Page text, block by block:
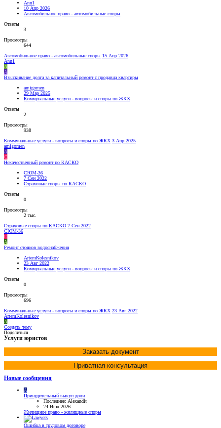
Ann1
10 Апр 2026
Автомобильное право - автомобильные споры
Ответы
3
Просмотры
644
Автомобильное право - автомобильные споры 15 Апр 2026
Ann1
A
A
Взыскивание долга за капитальный ремонт с продавца квартиры
amigomen
29 Мар 2025
Коммунальные услуги - вопросы и споры по ЖКХ
Ответы
2
Просмотры
938
Коммунальные услуги - вопросы и споры по ЖКХ 3 Апр 2025
amigomen
A
С
Некачественный ремонт по КАСКО
СЮМ-36
7 Сен 2022
Страховые споры по КАСКО
Ответы
0
Просмотры
2 тыс.
Страховые споры по КАСКО 7 Сен 2022
СЮМ-36
С
A
Ремонт стояков водоснабжения
ArtemKolesnikov
23 Авг 2022
Коммунальные услуги - вопросы и споры по ЖКХ
Ответы
0
Просмотры
696
Коммунальные услуги - вопросы и споры по ЖКХ 23 Авг 2022
ArtemKolesnikov
A
Создать тему
Поделиться
Услуги юристов
Заказать документ
Приватная консультация
Новые сообщения
A
Принудительный выкуп доли
Последнее: Alexandit
24 Июл 2026
Жилищное право - жилищные споры
Ошибка в трудовом договоре